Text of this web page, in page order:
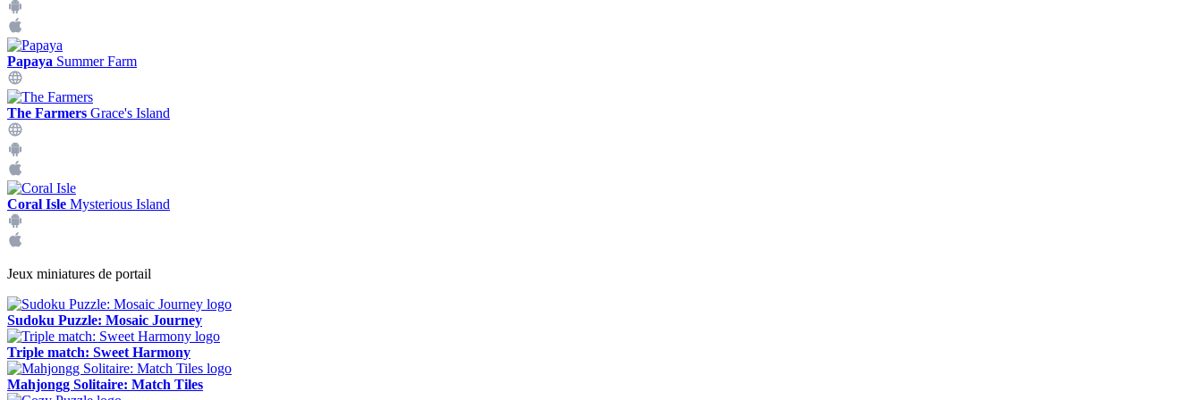
Papaya Summer Farm
The Farmers Grace's Island
Coral Isle Mysterious Island
Jeux miniatures de portail
Sudoku Puzzle: Mosaic Journey
Triple match: Sweet Harmony
Mahjongg Solitaire: Match Tiles